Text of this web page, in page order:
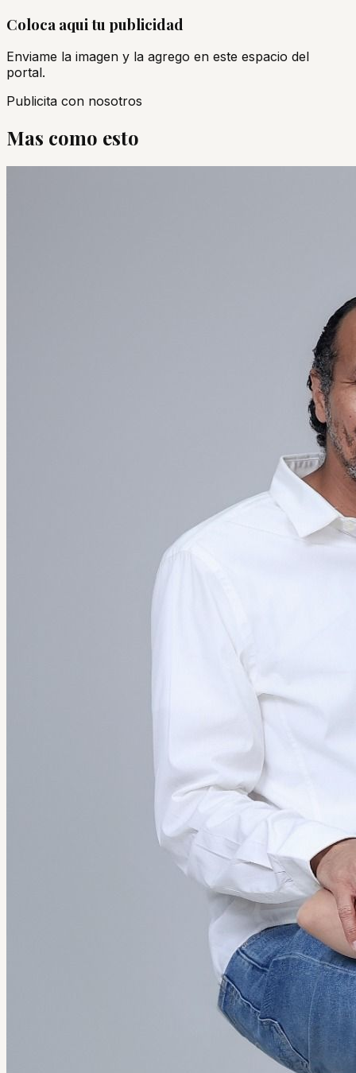
Coloca aqui tu publicidad
Enviame la imagen y la agrego en este espacio del
portal.
Publicita con nosotros
Mas como esto